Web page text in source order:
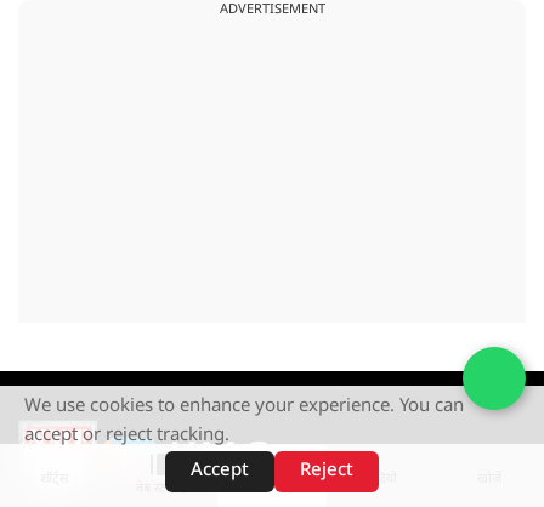
ADVERTISEMENT
वेब स्टोरीज़
We use cookies to enhance your experience. You can
accept or reject tracking.
Accept
Reject